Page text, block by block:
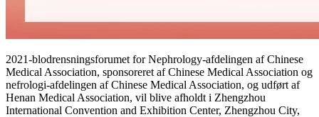
2021-blodrensningsforumet for Nephrology-afdelingen af ​​Chinese
Medical Association, sponsoreret af Chinese Medical Association og
nefrologi-afdelingen af ​​Chinese Medical Association, og udført af
Henan Medical Association, vil blive afholdt i Zhengzhou
International Convention and Exhibition Center, Zhengzhou City,